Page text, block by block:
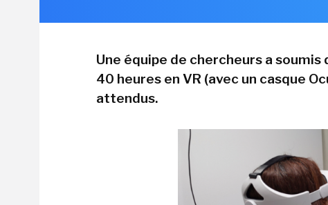
Une équipe de chercheurs a
40 heures en VR (avec un casque
attendus.